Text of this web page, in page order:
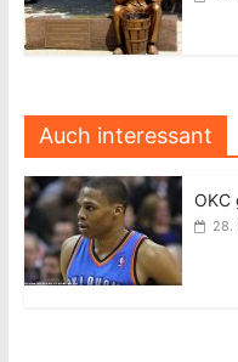
Auch interessant
OKC
28.